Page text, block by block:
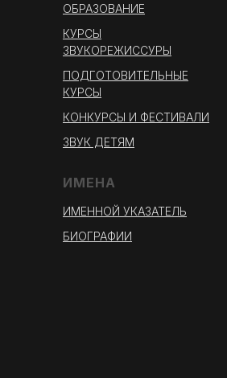
ОБРАЗОВАНИЕ
КУРСЫ
ЗВУКОРЕЖИССУРЫ
ПОДГОТОВИТЕЛЬНЫЕ
КУРСЫ
КОНКУРСЫ И ФЕСТИВАЛИ
ЗВУК ДЕТЯМ
ИМЕНА
ИМЕННОЙ УКАЗАТЕЛЬ
БИОГРАФИИ